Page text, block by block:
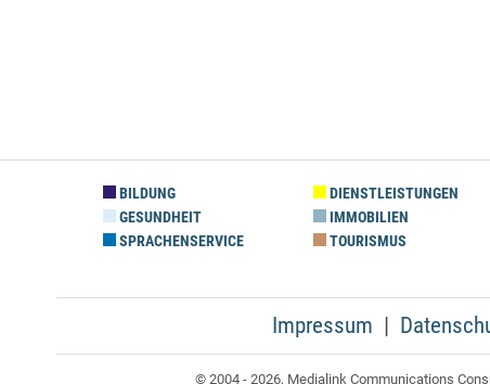
BILDUNG DIENSTLEISTUNGEN
GESUNDHEIT
IMMOBILIEN
SPRACHENSERVICE
TOURISMUS
Impressum
© 2004 - 2026, Medialink Communications